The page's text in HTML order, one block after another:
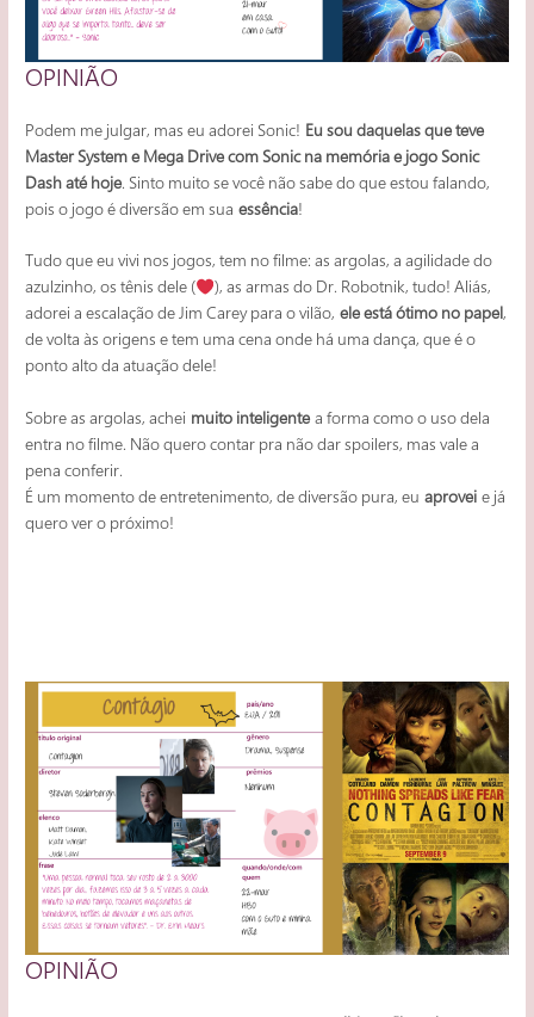
OPINIÃO
Podem me julgar, mas eu adorei Sonic! Eu sou daquelas que teve
Master System e Mega Drive com Sonic na memória e jogo Sonic
Dash até hoje. Sinto muito se você não sabe do que estou falando,
pois o jogo é diversão em suaessência!
Tudo que eu vivi nos jogos, tem no filme: as argolas, a agilidade do
azulzinho, os tênis dele (
), as armas do Dr. Robotnik, tudo! Aliás,
adorei a escalação de Jim Carey para o vilão,ele está ótimo no papel,
de volta às origens e tem uma cena onde há uma dança, que é o
ponto alto da atuação dele!
Sobre as argolas, achei muito inteligente a forma como o uso dela
entra no filme. Não quero contar pra não dar spoilers, mas vale a
pena conferir.
É um momento de entretenimento, de diversão pura, euaproveie já
quero ver o próximo!
OPINIÃO